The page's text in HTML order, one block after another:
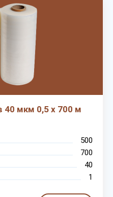
40 мкм 0,5 х 700 м
500
700
40
1